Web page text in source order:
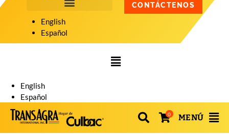
CONTÁCTENOS
English
Español
English
Español
0 MENÚ